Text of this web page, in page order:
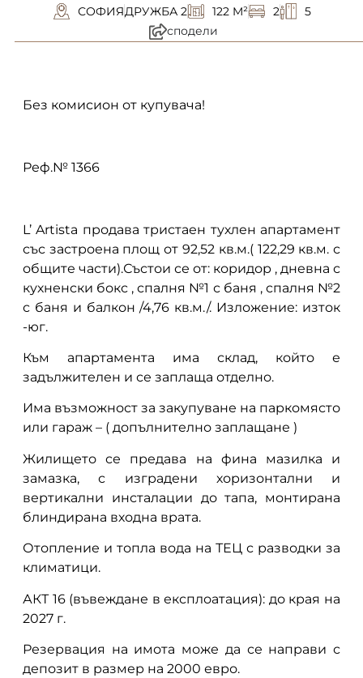
СОФИЯДРУЖБА 2 122 M² 2
5
сподели
Без комисион от купувача!
Реф.№ 1366
L’ Artista продава тристаен тухлен апартамент
със застроена площ от 92,52 кв.м.( 122,29 кв.м. с
общите части).Състои се от: коридор , дневна с
кухненски бокс , спалня №1 с баня , спалня №2
с баня и балкон /4,76 кв.м./. Изложение: изток
-юг.
Към апартамента има склад, който е
задължителен и се заплаща отделно.
Има възможност за закупуване на паркомясто
или гараж – ( допълнително заплащане )
Жилището се предава на фина мазилка и
замазка, с изградени хоризонтални и
вертикални инсталации до тапа, монтирана
блиндирана входна врата.
Отопление и топла вода на ТЕЦ с разводки за
климатици.
АКТ 16 (въвеждане в експлоатация): до края на
2027 г.
Резервация на имота може да се направи с
депозит в размер на 2000 евро.